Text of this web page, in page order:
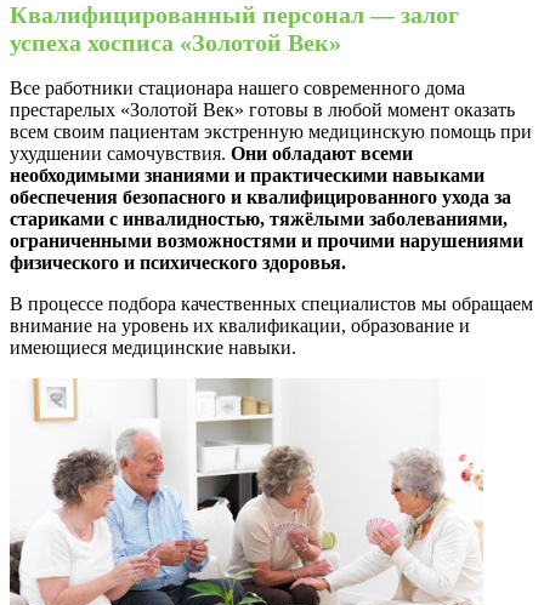
Квалифицированный персонал — залог
успеха хосписа «Золотой Век»
Все работники стационара нашего современного дома
престарелых «Золотой Век» готовы в любой момент оказать
всем своим пациентам экстренную медицинскую помощь при
ухудшении самочувствия. Они обладают всеми
необходимыми знаниями и практическими навыками
обеспечения безопасного и квалифицированного ухода за
стариками с инвалидностью, тяжёлыми заболеваниями,
ограниченными возможностями и прочими нарушениями
физического и психического здоровья.
В процессе подбора качественных специалистов мы обращаем
внимание на уровень их квалификации, образование и
имеющиеся медицинские навыки.